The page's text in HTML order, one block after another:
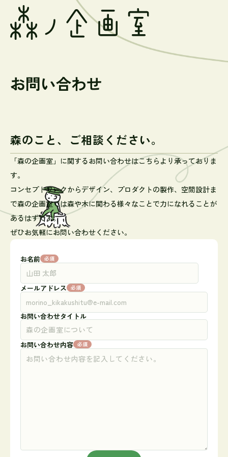
お問い合わせ
森のこと、ご相談ください。
「森の企画室」に関するお問い合わせはこちらより承っておりま
す。
コンセプトワークからデザイン、プロダクトの製作、空間設計ま
で森の企画室では森や木に関わる様々なことで力になれることが
あるはずです。
ぜひお気軽にお問い合わせください。
お名前 必須
メールアドレス 必須
お問い合わせタイトル
お問い合わせ内容 必須